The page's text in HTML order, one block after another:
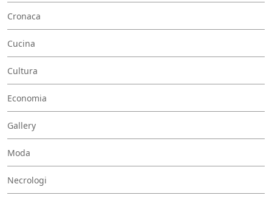
Cronaca
Cucina
Cultura
Economia
Gallery
Moda
Necrologi